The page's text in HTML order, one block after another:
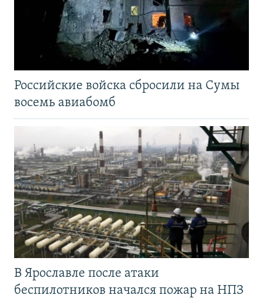
Российские войска сбросили на Сумы
восемь авиабомб
В Ярославле после атаки
беспилотников начался пожар на НПЗ